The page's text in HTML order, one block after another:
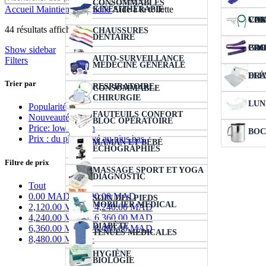
CONSOMMABLES
CHAUSSURES
AUTO-SURVEILLANCE
RESPIRATOIRE
FAUTEUILS CONFORT
MAMAN ET BÉBÉ
MASSAGE SPORT ET YOGA
SOIN DES PIEDS
DIABÈTE
HYGIÈNE
KINÉSITHÉRAPIE
DENTAIRE
MÉDECINE GÉNÉRALE
CONSOMMABLE
CHIRURGIE
BLOC OPÉRATOIRE
ÉCHOGRAPHIES
DIAGNOSTIC
MOBILIER MÉDICAL
TENUES MÉDICALES
BIOLOGIE
Accueil Maintien à domicileAide à la toilette
44 résultats affichés
Show sidebar
Filters
Trier par
Popularité
Nouveauté
Price: low to high
Prix : du plus élevé au plus bas.
Filtre de prix
Tout
0.00 MAD-2,120.00MAD
2,120.00 MAD-4,240.00MAD
4,240.00 MAD-6,360.00MAD
6,360.00 MAD-8,480.00MAD
8,480.00 MAD +